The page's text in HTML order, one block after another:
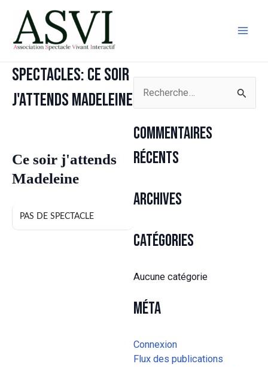
contenu
Spectacles: Ce soir
j'attends Madeleine
Ce soir j'attends
Madeleine
PAS DE SPECTACLE
Rechercher :
Commentaires
récents
Archives
Catégories
Aucune catégorie
Méta
Connexion
Flux des publications